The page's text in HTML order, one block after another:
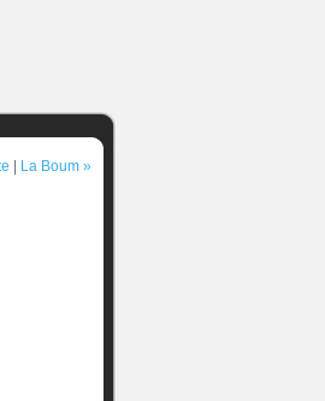
La Boum »